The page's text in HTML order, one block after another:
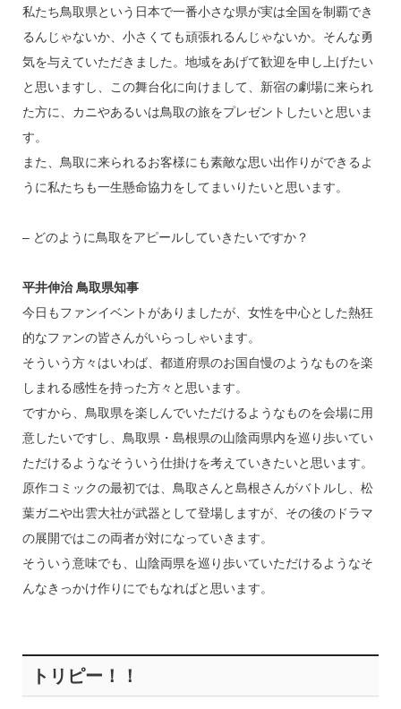
私たち鳥取県という日本で一番小さな県が実は全国を制覇でき
るんじゃないか、小さくても頑張れるんじゃないか。そんな勇
気を与えていただきました。地域をあげて歓迎を申し上げたい
と思いますし、この舞台化に向けまして、新宿の劇場に来られ
た方に、カニやあるいは鳥取の旅をプレゼントしたいと思いま
す。
また、鳥取に来られるお客様にも素敵な思い出作りができるよ
うに私たちも一生懸命協力をしてまいりたいと思います。
– どのように鳥取をアピールしていきたいですか？
平井伸治 鳥取県知事
今日もファンイベントがありましたが、女性を中心とした熱狂
的なファンの皆さんがいらっしゃいます。
そういう方々はいわば、都道府県のお国自慢のようなものを楽
しまれる感性を持った方々と思います。
ですから、鳥取県を楽しんでいただけるようなものを会場に用
意したいですし、鳥取県・島根県の山陰両県内を巡り歩いてい
ただけるようなそういう仕掛けを考えていきたいと思います。
原作コミックの最初では、鳥取さんと島根さんがバトルし、松
葉ガニや出雲大社が武器として登場しますが、その後のドラマ
の展開ではこの両者が対になっていきます。
そういう意味でも、山陰両県を巡り歩いていただけるようなそ
んなきっかけ作りにでもなればと思います。
トリピー！！